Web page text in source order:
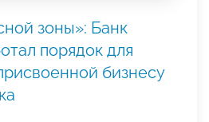
зоны»: Банк
порядок для
бизнесу